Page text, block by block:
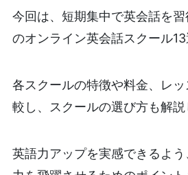
今回は、短期集中で英会話を
のオンライン英会話スクール13
各スクールの特徴や料金、レ
較し、スクールの選び方も解説
英語力アップを実感できるよ